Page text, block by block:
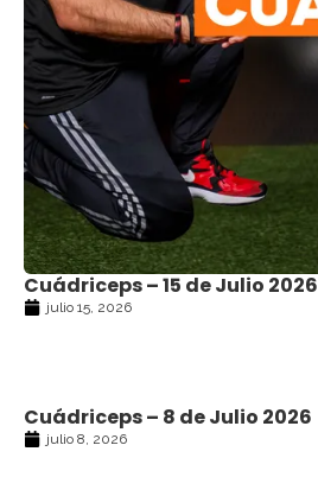
Cuádriceps – 15 de Julio 2026
julio 15, 2026
Cuádriceps – 8 de Julio 2026
julio 8, 2026